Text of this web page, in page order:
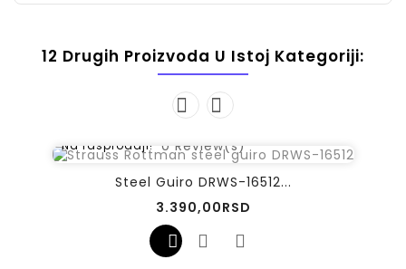
12 Drugih Proizvoda U Istoj Kategoriji:
Na rasprodaji! 0 Review(s)
Steel Guiro DRWS-16512...
3.390,00RSD